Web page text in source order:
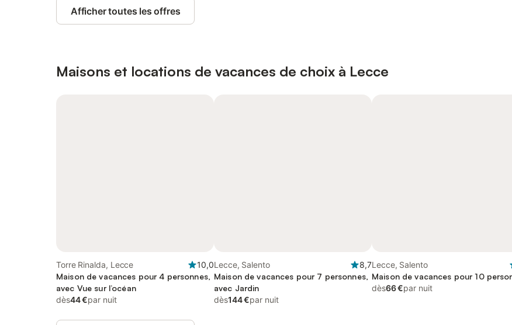
Afficher toutes les offres
Maisons et locations de vacances de choix à Lecce
Torre Rinalda, Lecce
10,0
Maison de vacances pour 4 personnes,
avec Vue sur l’océan
dès44 €par nuit
Lecce, Salento
8,7
Maison de vacances pour 7 personnes,
avec Jardin
dès144 €par nuit
Lecce, Salento
Maison de vacances pour 10
dès66 €par nuit